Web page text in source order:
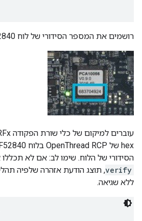
רושמים את המספר הסידורי של לוח nRF52840 שמשמש ל-RCP:
הסידורי של הלוח. שימו לב: אם לא
verify, תוצג הודעת אזהרה שלפיה
ללא שגיאה.